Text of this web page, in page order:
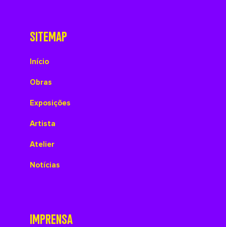
SITEMAP
Início
Obras
Exposições
Artista
Atelier
Notícias
IMPRENSA